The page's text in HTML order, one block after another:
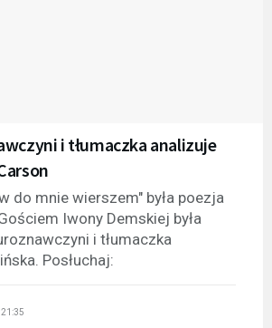
i tłumaczka analizuje
do mnie wierszem" była poezja
Iwony Demskiej była
i tłumaczka
Posłuchaj: